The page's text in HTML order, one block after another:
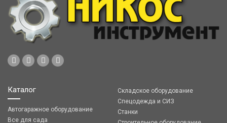
Каталог
Автогаражное оборудование
Все для сада
Складское оборудование
Спецодежда и СИЗ
Станки